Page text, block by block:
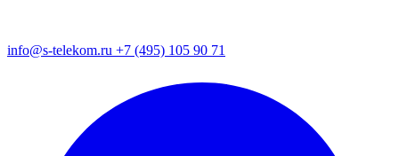
info@s-telekom.ru +7 (495) 105 90 71